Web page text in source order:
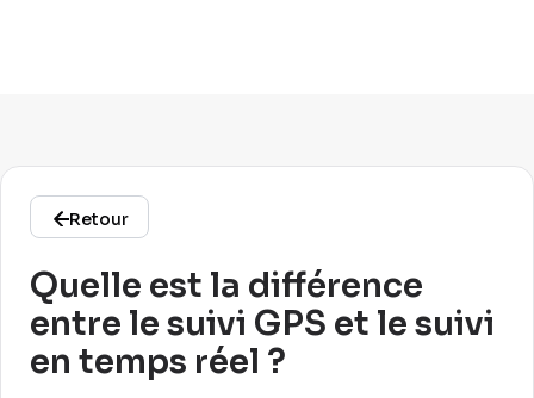
Retour
Quelle est la différence
entre le suivi GPS et le suivi
en temps réel ?